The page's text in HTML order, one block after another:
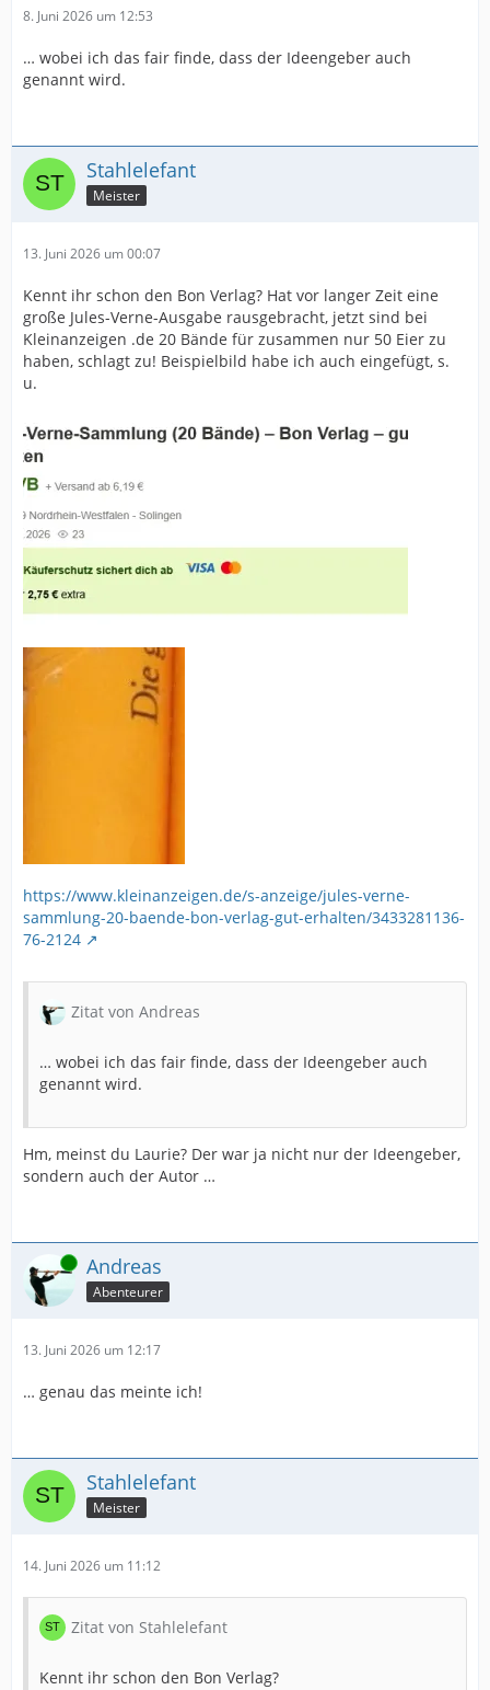
8. Juni 2026 um 12:53
… wobei ich das fair finde, dass der Ideengeber auch
genannt wird.
Stahlelefant
Meister
13. Juni 2026 um 00:07
Kennt ihr schon den Bon Verlag? Hat vor langer Zeit eine
große Jules-Verne-Ausgabe rausgebracht, jetzt sind bei
Kleinanzeigen .de 20 Bände für zusammen nur 50 Eier zu
haben, schlagt zu! Beispielbild habe ich auch eingefügt, s.
u.
https://www.kleinanzeigen.de/s-anzeige/jules-verne-
sammlung-20-baende-bon-verlag-gut-erhalten/3433281136-
76-2124
Zitat von Andreas
… wobei ich das fair finde, dass der Ideengeber auch
genannt wird.
Hm, meinst du Laurie? Der war ja nicht nur der Ideengeber,
sondern auch der Autor …
Online Andreas
Abenteurer
13. Juni 2026 um 12:17
… genau das meinte ich!
Stahlelefant
Meister
14. Juni 2026 um 11:12
Zitat von Stahlelefant
Kennt ihr schon den Bon Verlag?